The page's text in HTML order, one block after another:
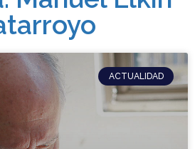
ACTUALIDAD